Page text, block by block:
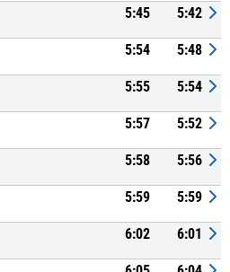
5:45 5:42
5:54 5:48
5:55 5:54
5:57 5:52
5:58 5:56
5:59 5:59
6:02 6:01